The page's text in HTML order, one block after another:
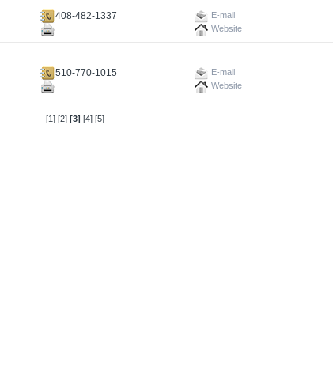
408-482-1337
E-mail
Website
510-770-1015
E-mail
Website
[1] [2] [3] [4] [5]